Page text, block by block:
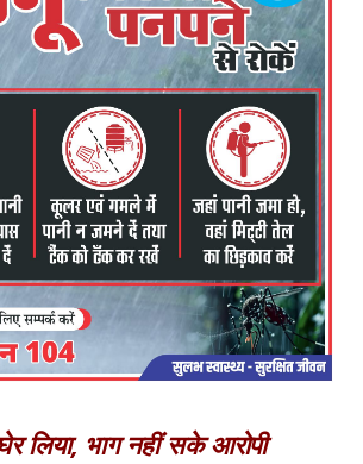
लिया, भाग नहीं सके आरोपी